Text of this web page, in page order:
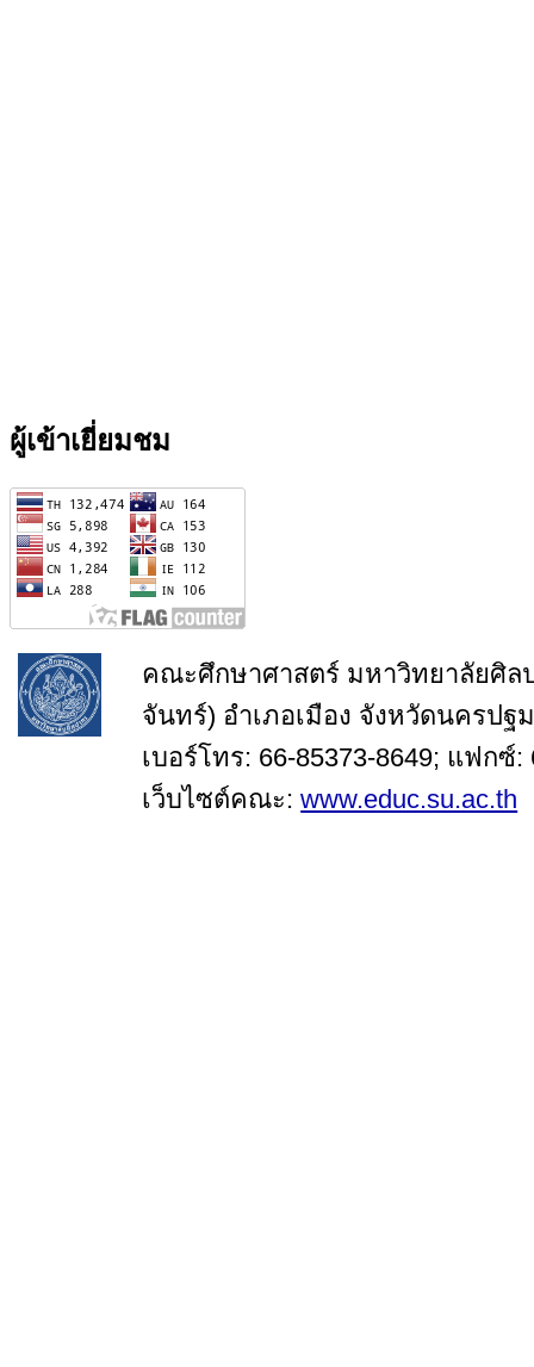
ผู้เข้าเยี่ยมชม
คณะศึกษาศาสตร์ มหาวิทยาลัยศิล
จันทร์) อำเภอเมือง จังหวัดนครปฐ
เบอร์โทร: 66-85373-8649; แฟกซ์:
เว็บไซต์คณะ:www.educ.su.ac.th